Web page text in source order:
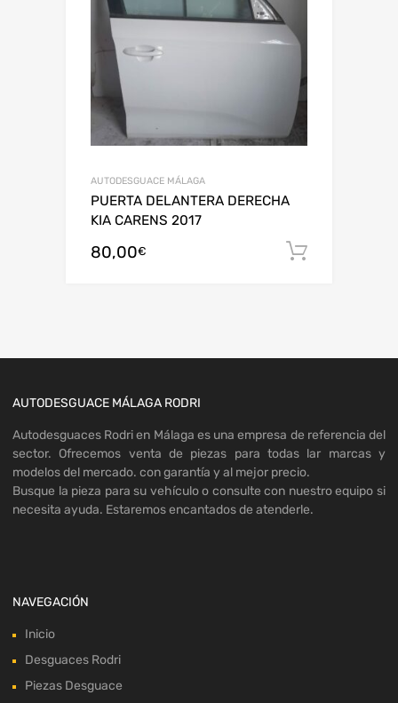
AUTODESGUACE MÁLAGA
PUERTA DELANTERA DERECHA
KIA CARENS 2017
80,00€
AUTODESGUACE MÁLAGA RODRI
Autodesguaces Rodri en Málaga es una empresa de referencia del
sector. Ofrecemos venta de piezas para todas lar marcas y
modelos del mercado. con garantía y al mejor precio.
Busque la pieza para su vehículo o consulte con nuestro equipo si
necesita ayuda. Estaremos encantados de atenderle.
NAVEGACIÓN
Inicio
Desguaces Rodri
Piezas Desguace